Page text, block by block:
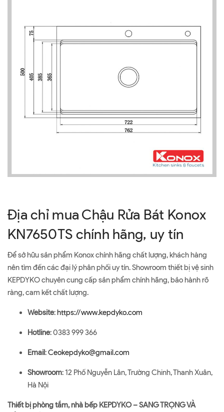
Địa chỉ mua Chậu Rửa Bát Konox
KN7650TS chính hãng, uy tín
Để sở hữu sản phẩm Konox chính hãng chất lượng, khách hàng
nên tìm đến các đại lý phân phối uy tín. Showroom thiết bị vệ sinh
KEPDYKO chuyên cung cấp sản phẩm chính hãng, bảo hành rõ
ràng, cam kết chất lượng.
Website:https://www.kepdyko.com
Hotline: 0383 999 366
Email:Ceokepdyko@gmail.com
Showroom: 12 Phố Nguyễn Lân, Trường Chinh, Thanh Xuân,
Hà Nội
Thiết bị phòng tắm, nhà bếp KEPDYKO – SANG TRỌNG VÀ